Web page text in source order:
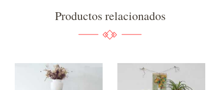
Productos relacionados